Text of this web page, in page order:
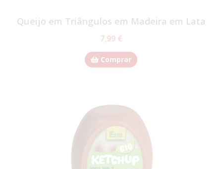
Queijo em Triângulos em Madeira em Lata
7,99 €
Comprar